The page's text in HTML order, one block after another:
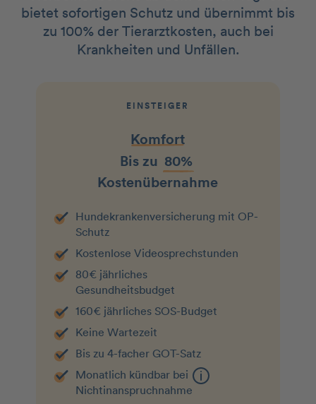
bietet sofortigen Schutz und übernimmt bis
zu 100% der Tierarztkosten, auch bei
Krankheiten und Unfällen.
EINSTEIGER
Komfort
Bis zu 80%
Kostenübernahme
Hundekranken­­versicherung mit OP-
Schutz
Kostenlose Videosprechstunden
80€ jährliches
Gesundheitsbudget
160€ jährliches SOS-Budget
Keine Wartezeit
Bis zu 4-facher GOT-Satz
Monatlich kündbar bei
Nichtin­an­spruchnahme